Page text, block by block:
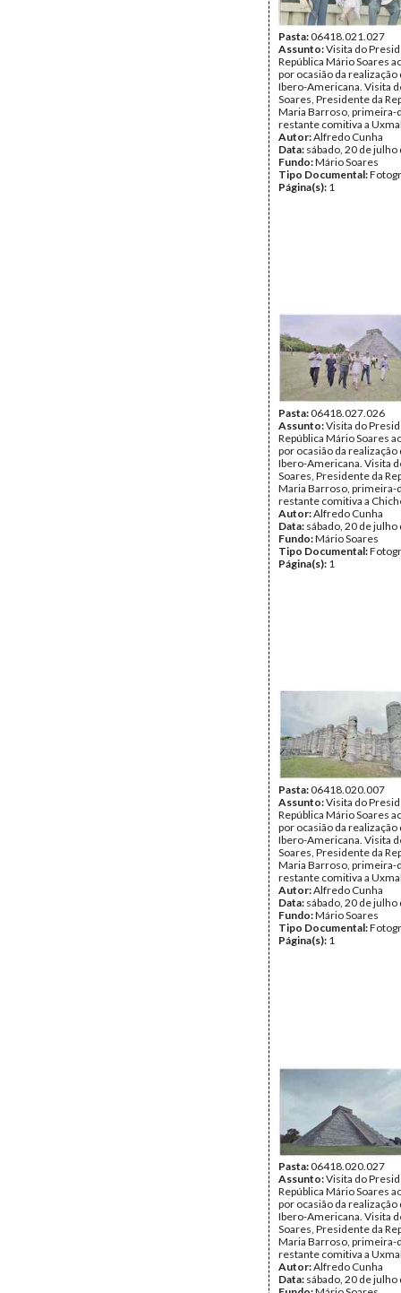
Pasta:06418.021.027
Assunto:Visita do
República Mário Soares
por ocasião da realização
Ibero-Americana. Visita
Soares, Presidente da
Maria Barroso, primeira-
restante comitiva a
Autor:Alfredo Cunha
Data: sábado, 20 de julho
Fundo:Mário Soares
Tipo Documental:
Página(s): 1
Pasta:06418.027.026
Assunto:Visita do
República Mário Soares
por ocasião da realização
Ibero-Americana. Visita
Soares, Presidente da
Maria Barroso, primeira-
restante comitiva a
Autor:Alfredo Cunha
Data: sábado, 20 de julho
Fundo:Mário Soares
Tipo Documental:
Página(s): 1
Pasta:06418.020.007
Assunto:Visita do
República Mário Soares
por ocasião da realização
Ibero-Americana. Visita
Soares, Presidente da
Maria Barroso, primeira-
restante comitiva a
Autor:Alfredo Cunha
Data: sábado, 20 de julho
Fundo:Mário Soares
Tipo Documental:
Página(s): 1
Pasta:06418.020.027
Assunto:Visita do
República Mário Soares
por ocasião da realização
Ibero-Americana. Visita
Soares, Presidente da
Maria Barroso, primeira-
restante comitiva a
Autor:Alfredo Cunha
Data: sábado, 20 de julho